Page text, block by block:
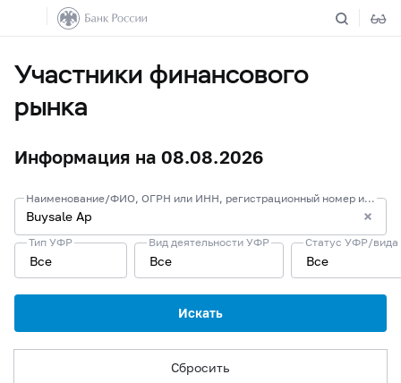
Участники финансового
рынка
Информация на 08.08.2026
Наименование/ФИО, ОГРН или ИНН, регистрационный номер или лицензия/запись в реестре
Искать
Сбросить
Тип УФР
Все
Вид деятельности УФР
Все
Статус УФР/вида
Все